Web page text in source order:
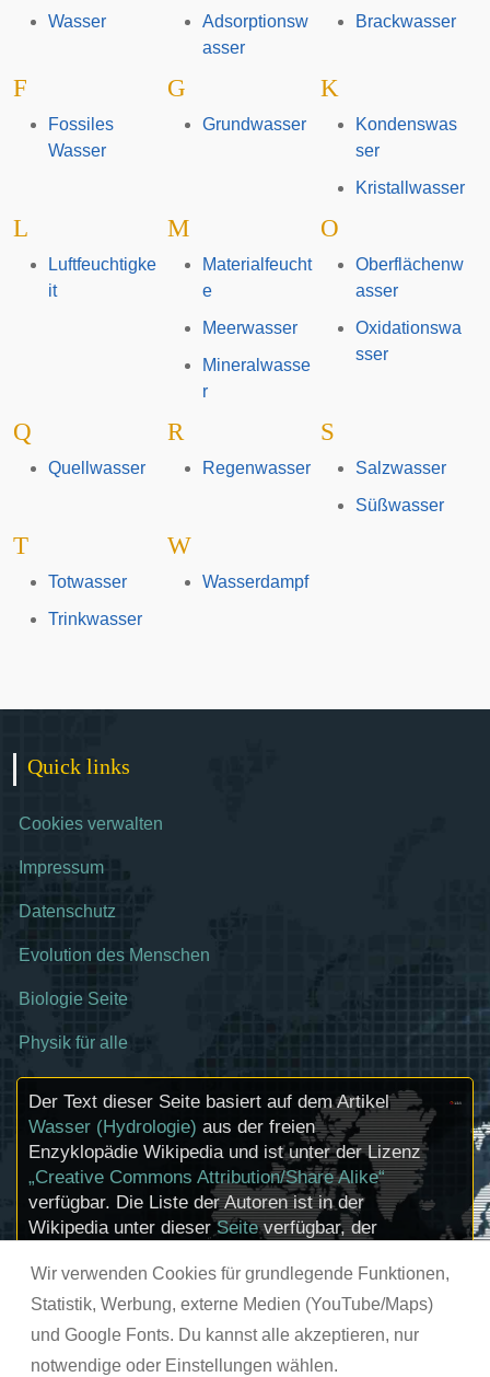
Wir verwenden Cookies für grundlegende Funktionen,
Statistik, Werbung, externe Medien (YouTube/Maps)
und Google Fonts. Du kannst alle akzeptieren, nur
notwendige oder Einstellungen wählen.
Wasser
Adsorptionsw
asser
Brackwasser
F
Fossiles
Wasser
G
Grundwasser
K
Kondenswas
ser
Kristallwasser
L
Luftfeuchtigke
it
M
Materialfeucht
e
Meerwasser
Mineralwasse
r
O
Oberflächenw
asser
Oxidationswa
sser
Q
Quellwasser
R
Regenwasser
S
Salzwasser
Süßwasser
T
Totwasser
Trinkwasser
W
Wasserdampf
Quick links
Cookies verwalten
Impressum
Datenschutz
Evolution des Menschen
Biologie Seite
Physik für alle
Der Text dieser Seite basiert auf dem Artikel
Wasser (Hydrologie) aus der freien
Enzyklopädie Wikipedia und ist unter der Lizenz
„Creative Commons Attribution/Share Alike“
verfügbar. Die Liste der Autoren ist in der
Wikipedia unter dieserSeiteverfügbar, der
Informationen zu den Urhebern und zum
Lizenzstatus eingebundener Mediendateien
(etwa Bilder oder Videos) können im Regelfall
durch Anklicken dieser abgerufen werden.